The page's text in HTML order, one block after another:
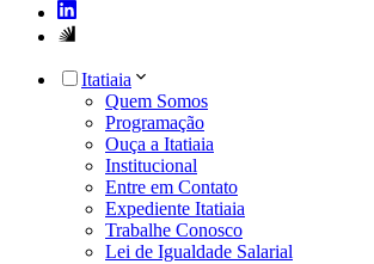
Itatiaia
Quem Somos
Programação
Ouça a Itatiaia
Institucional
Entre em Contato
Expediente Itatiaia
Trabalhe Conosco
Lei de Igualdade Salarial